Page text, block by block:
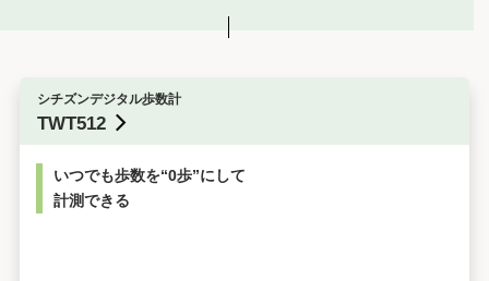
シチズンデジタル歩数計
TWT512
いつでも歩数を“0歩”にして
計測できる